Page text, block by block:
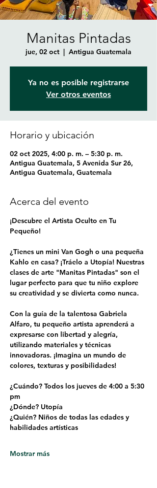
Manitas Pintadas
jue, 02 oct
  |
Antigua Guatemala
Ya no es posible registrarse
Ver otros eventos
Horario y ubicación
02 oct 2025, 4:00 p. m. – 5:30 p. m.
Antigua Guatemala, 5 Avenida Sur 26,
Antigua Guatemala, Guatemala
Acerca del evento
¡Descubre el Artista Oculto en Tu
Pequeño!
¿Tienes un mini Van Gogh o una pequeña
Kahlo en casa? ¡Tráelo a Utopía! Nuestras
clases de arte "Manitas Pintadas" son el
lugar perfecto para que tu niño explore
su creatividad y se divierta como nunca.
Con la guía de la talentosa Gabriela
Alfaro, tu pequeño artista aprenderá a
expresarse con libertad y alegría,
utilizando materiales y técnicas
innovadoras. ¡Imagina un mundo de
colores, texturas y posibilidades!
¿Cuándo? Todos los jueves de 4:00 a 5:30
pm
¿Dónde? Utopía
¿Quién? Niños de todas las edades y
habilidades artísticas
Mostrar más